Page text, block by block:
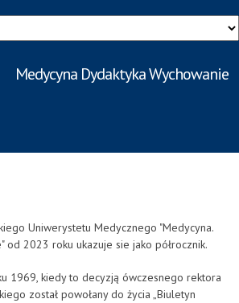
Medycyna Dydaktyka Wychowanie
Medycznego
Uniwerystetu Medycznego "Medycyna.
od 2023 roku ukazuje sie jako półrocznik.
1969, kiedy to decyzją ówczesnego rektora
został powołany do życia „Biuletyn